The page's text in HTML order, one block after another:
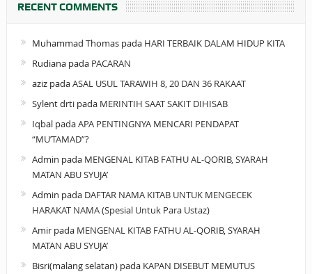
RECENT COMMENTS
Muhammad Thomaspada HARI TERBAIK DALAM HIDUP KITA
Rudianapada PACARAN
azizpadaASAL USUL TARAWIH 8, 20 DAN 36 RAKAAT
Sylent drtipada MERINTIH SAAT SAKIT DIHISAB
IqbalpadaAPA PENTINGNYA MENCARI PENDAPAT
“MU’TAMAD”?
Admin pada MENGENAL KITAB FATHU AL-QORIB, SYARAH
MATAN ABU SYUJA’
Admin pada DAFTAR NAMA KITAB UNTUK MENGECEK
HARAKAT NAMA (Spesial Untuk Para Ustaz)
Amirpada MENGENAL KITAB FATHU AL-QORIB, SYARAH
MATAN ABU SYUJA’
Bisri(malang selatan)pada KAPAN DISEBUT MEMUTUS